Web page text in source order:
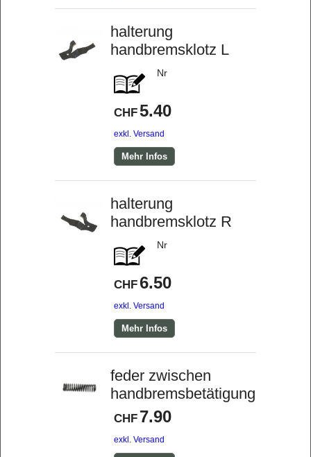
halterung
handbremsklotz L
Nr
CHF5.40
exkl. Versand
Mehr Infos
halterung
handbremsklotz R
Nr
CHF6.50
exkl. Versand
Mehr Infos
feder zwischen
handbremsbetätigung
CHF 7.90
exkl. Versand